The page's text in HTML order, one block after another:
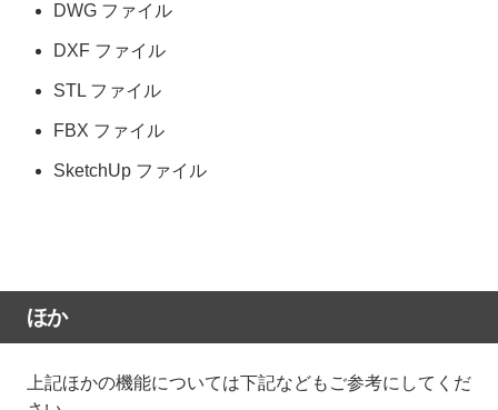
DWG ファイル
DXF ファイル
STL ファイル
FBX ファイル
SketchUp ファイル
ほか
上記ほかの機能については下記などもご参考にしてくだ